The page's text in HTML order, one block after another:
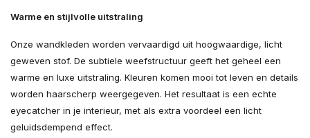
Warme en stijlvolle uitstraling
Onze wandkleden worden vervaardigd uit hoogwaardige, licht
geweven stof. De subtiele weefstructuur geeft het geheel een
warme en luxe uitstraling. Kleuren komen mooi tot leven en details
worden haarscherp weergegeven. Het resultaat is een echte
eyecatcher in je interieur, met als extra voordeel een licht
geluidsdempend effect.